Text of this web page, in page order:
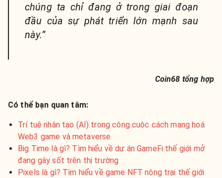
chúng ta chỉ đang ở trong giai đoạn
đầu của sự phát triển lớn mạnh sau
này.”
Coin68 tổng hợp
Có thể bạn quan tâm:
Trí tuệ nhân tạo (AI) trong công cuộc cách mạng hoá
Web3 game và metaverse
Big Time là gì? Tìm hiểu về dự án GameFi thế giới mở
đang gây sốt trên thị trường
Pixels là gì? Tìm hiểu về game NFT nông trại thế giới